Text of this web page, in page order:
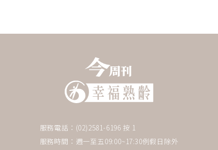
服務電話：(02)2581-6196 按 1
服務時間：週一至五09:00~17:30例假日除外